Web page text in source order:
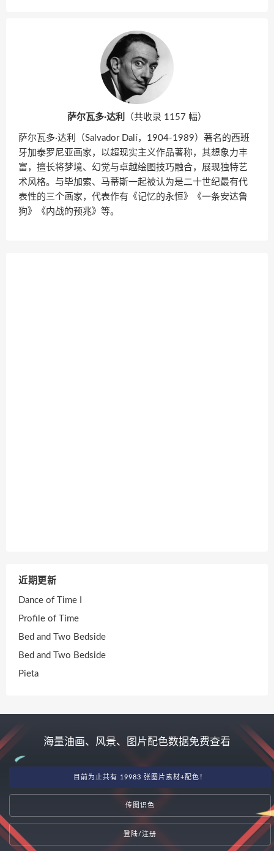
萨尔瓦多·达利 （共收录 1157 幅）
萨尔瓦多·达利（Salvador Dalí，1904-1989）著名的西班
牙加泰罗尼亚画家，以超现实主义作品著称，其想象力丰
富，擅长将梦境、幻觉与卓越绘图技巧融合，展现独特艺
术风格。与毕加索、马蒂斯一起被认为是二十世纪最有代
表性的三个画家，代表作有《记忆的永恒》《一条安达鲁
狗》《内战的预兆》等。
近期更新
Dance of Time I
Profile of Time
Bed and Two Bedside
Bed and Two Bedside
Pieta
海量油画、风景、图片配色数据免费查看
目前为止共有 19983 张图片素材+配色！
传图识色
登陆/注册